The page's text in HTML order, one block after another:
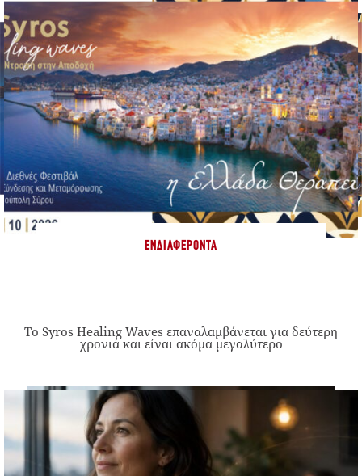
ΕΝΔΙΑΦΈΡΟΝΤΑ
Το Syros Healing Waves επαναλαμβάνεται για δεύτερη
χρονιά και είναι ακόμα μεγαλύτερο